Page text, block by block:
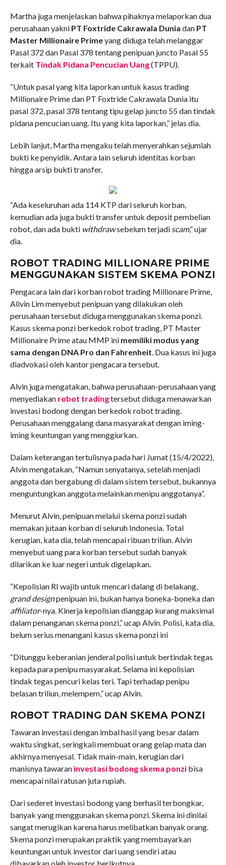
Martha juga menjelaskan bahwa pihaknya melaporkan dua
perusahaan yakni PT Foxtride Cakrawala Dunia dan PT
Master Millionaire Primeyang diduga telah melanggar
Pasal 372 dan Pasal 378 tentang penipuan juncto Pasal 55
terkait Tindak Pidana Pencucian Uang(TPPU).
“Untuk pasal yang kita laporkan untuk kasus trading
Millionaire Prime dan PT Foxtride Cakrawala Dunia itu
pasal 372, pasal 378 tentang tipu gelap juncto 55 dan tindak
pidana pencucian uang. Itu yang kita laporkan,” jelas dia.
Lebih lanjut, Martha mengaku telah menyerahkan sejumlah
bukti ke penyidik. Antara lain seluruh identitas korban
hingga arsip bukti transfer.
“Ada keseluruhan ada 114 KTP dari seluruh korban,
kemudian ada juga bukti transfer untuk deposit pembelian
robot, dan ada bukti withdrawsebelum terjadi scam,” ujar
dia.
ROBOT TRADING MILLIONARE PRIME
MENGGUNAKAN SISTEM SKEMA PONZI
Pengacara lain dari korban robot trading Millionare Prime,
Alivin Lim menyebut penipuan yang dilakukan oleh
perusahaan tersebut diduga menggunakan skema ponzi.
Kasus skema ponzi berkedok robot trading, PT Master
Millionaire Prime atau MMP ini memiliki modus yang
sama dengan DNA Pro dan Fahrenheit. Dua kasus ini juga
diadvokasi oleh kantor pengacara tersebut.
Alvin juga mengatakan, bahwa perusahaan-perusahaan yang
menyediakan robot tradingtersebut diduga menawarkan
investasi bodong dengan berkedok robot trading.
Perusahaan menggalang dana masyarakat dengan iming-
iming keuntungan yang menggiurkan.
Dalam keterangan tertulisnya pada hari Jumat (15/4/2022),
Alvin mengatakan, “Namun senyatanya, setelah menjadi
anggota dan bergabung di dalam sistem tersebut, bukannya
menguntungkan anggota melainkan menipu anggotanya”.
Menurut Alvin, penipuan melalui skema ponzi sudah
memakan jutaan korban di seluruh Indonesia. Total
kerugian, kata dia, telah mencapai ribuan triliun. Alvin
menyebut uang para korban tersebut sudah banyak
dilarikan ke luar negeri untuk digelapkan.
“Kepolisian RI wajib untuk mencari dalang di belakang,
grand designpenipuan ini, bukan hanya boneka-boneka dan
affiliator-nya. Kinerja kepolisian dianggap kurang maksimal
dalam penanganan skema ponzi,” ucap Alvin. Polisi, kata dia,
belum serius menangani kasus skema ponzi ini
“Ditunggu keberanian jenderal polisi untuk bertindak tegas
kepada para penipu masyarakat. Selama ini kepolisian
tindak tegas pencuri kelas teri. Tapi terhadap penipu
belasan triliun, melempem,” ucap Alvin.
ROBOT TRADING DAN SKEMA PONZI
Tawaran investasi dengan imbal hasil yang besar dalam
waktu singkat, seringkali membuat orang gelap mata dan
akhirnya menyesal. Tidak main-main, kerugian dari
manisnya tawaran investasi bodong skema ponzibisa
mencapai nilai ratusan juta rupiah.
Dari sederet investasi bodong yang berhasil terbongkar,
banyak yang menggunakan skema ponzi. Skema ini dinilai
sangat merugikan karena harus melibatkan banyak orang.
Skema ponzi merupakan praktik yang membayarkan
keuntungan untuk investor dari uang sendiri atau